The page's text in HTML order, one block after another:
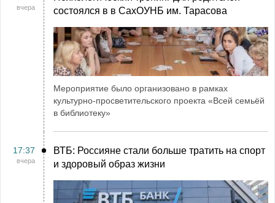
вчера
состоялся в в СахОУНБ им. Тарасова
Мероприятие было организовано в рамках
культурно-просветительского проекта «Всей семьёй
в библиотеку»
17:37
вчера
ВТБ: Россияне стали больше тратить на спорт
и здоровый образ жизни